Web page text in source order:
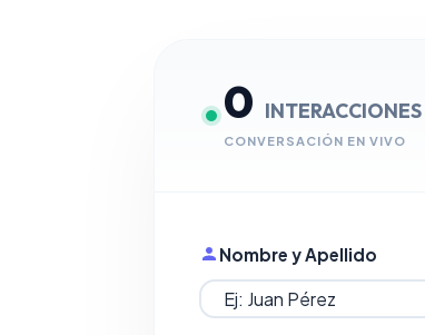
0 INTERACCIONES
CONVERSACIÓN EN VIVO
Nombre y Apellido